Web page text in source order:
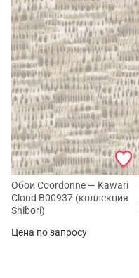
Обои Coordonne — Kawari
Cloud B00937 (коллекция
Shibori)
Цена по запросу